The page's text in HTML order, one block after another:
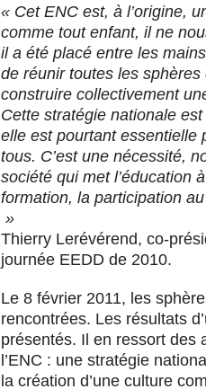
« Cet ENC est, à l’origine,
comme tout enfant, il ne
il a été placé entre les
de réunir toutes les sphères
construire collectivement
Cette stratégie nationale
elle est pourtant essentielle
tous. C’est une nécessité,
société qui met l’éducation
formation, la participation
»
Thierry Lerévérend, co-
journée EEDD de 2010.
Le 8 février 2011, les
rencontrées. Les résultats
présentés. Il en ressort des
l’ENC : une stratégie
la création d’une culture